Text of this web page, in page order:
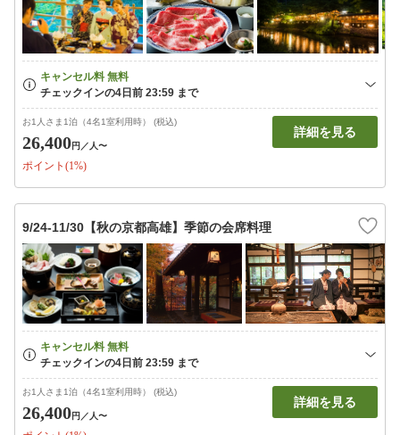
お1人さま1泊（4名1室利用時） (税込)
26,400円 ／人〜
ポイント(1%)
詳細を見る
9/24-11/30【秋の京都高雄】季節の会席料理
お1人さま1泊（4名1室利用時） (税込)
26,400円 ／人〜
詳細を見る